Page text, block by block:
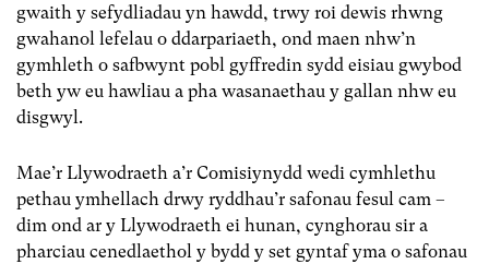
gwaith y sefydliadau yn hawdd, trwy roi dewis rhwng
gwahanol lefelau o ddarpariaeth, ond maen nhw’n
gymhleth o safbwynt pobl gyffredin sydd eisiau gwybod
beth yw eu hawliau a pha wasanaethau y gallan nhw eu
disgwyl.
Mae’r Llywodraeth a’r Comisiynydd wedi cymhlethu
pethau ymhellach drwy ryddhau’r safonau fesul cam –
dim ond ar y Llywodraeth ei hunan, cynghorau sir a
pharciau cenedlaethol y bydd y set gyntaf yma o safonau